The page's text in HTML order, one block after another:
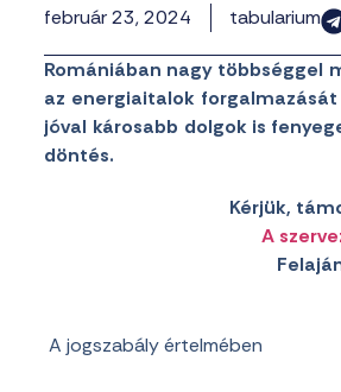
február 23, 2024 tabularium
Romániában nagy többséggel
az energiaitalok
jóval károsabb dolgok is
döntés.
Kérjük,
A
A jogszabály értelmében